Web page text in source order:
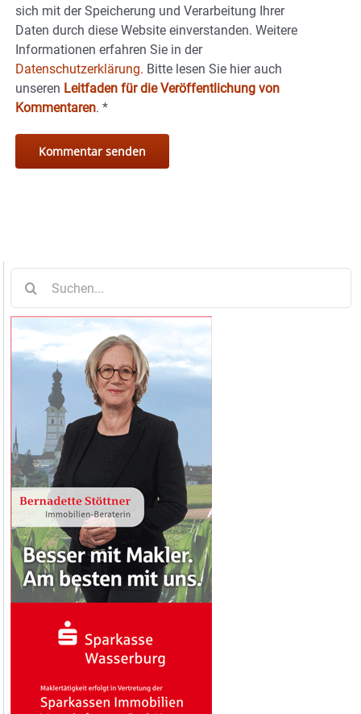
sich mit der Speicherung und Verarbeitung Ihrer
Daten durch diese Website einverstanden. Weitere
Informationen erfahren Sie in der
Datenschutzerklärung. Bitte lesen Sie hier auch
unseren Leitfaden für die Veröffentlichung von
Kommentaren. *
nach: